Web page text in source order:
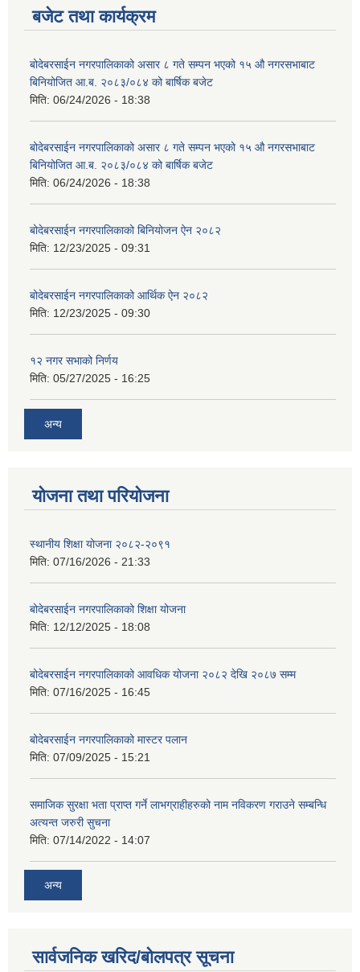
बजेट तथा कार्यक्रम
बोदेबरसाईन नगरपालिकाको असार ८ गते सम्पन भएको १५ ‍‍‍औ नगरसभाबाट
बिनियोजित आ.ब. २०८३/०८४ को बार्षिक बजेट
मिति: 06/24/2026 - 18:38
बोदेबरसाईन नगरपालिकाको असार ८ गते सम्पन भएको १५ ‍‍‍औ नगरसभाबाट
बिनियोजित आ.ब. २०८३/०८४ को बार्षिक बजेट
मिति: 06/24/2026 - 18:38
बोदेबरसाईन नगरपालिकाको बिनियोजन ऐन २०८२
मिति: 12/23/2025 - 09:31
बोदेबरसाईन नगरपालिकाको आर्थिक ऐन २०८२
मिति: 12/23/2025 - 09:30
१२ नगर सभाको निर्णय
मिति: 05/27/2025 - 16:25
अन्य
योजना तथा परियोजना
स्थानीय शिक्षा योजना २०८२-२०९१
मिति: 07/16/2026 - 21:33
बोदेबरसाईन नगरपालिकाको शिक्षा योजना
मिति: 12/12/2025 - 18:08
बोदेबरसाईन नगरपालिकाको आवधिक योजना २०८२ देखि २०८७ सम्म
मिति: 07/16/2025 - 16:45
बोदेबरसाईन नगरपालिकाको मास्टर पलान
मिति: 07/09/2025 - 15:21
समाजिक सुरक्षा भता प्राप्त गर्ने लाभग्राहीहरुको नाम नविकरण गराउने सम्बन्धि
अत्यन्त जरुरी सुचना
मिति: 07/14/2022 - 14:07
अन्य
सार्वजनिक खरिद/बोलपत्र सूचना